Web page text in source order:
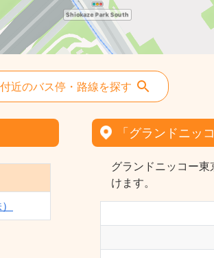
付近のバス停・路線を探す
「グランドニッ
グランドニッコー
けます。